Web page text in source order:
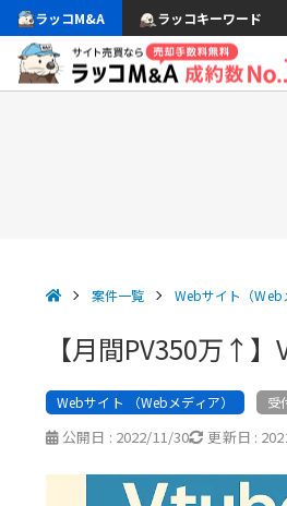
ラッコM&A ラッコキーワード
案件一覧 Webサイト（Web
【月間PV350万↑
Webサイト （Webメディア） 受
公開日 : 2022/11/30 更新日 :